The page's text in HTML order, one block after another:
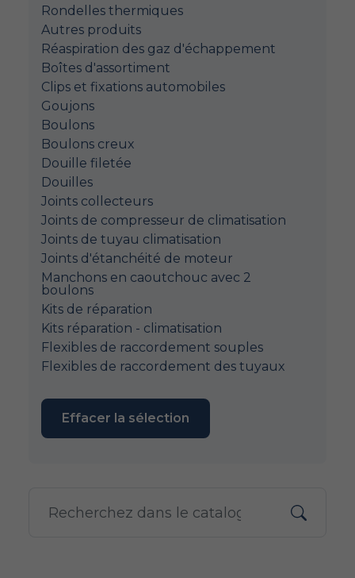
Rondelles thermiques
Autres produits
Réaspiration des gaz d'échappement
Boîtes d'assortiment
Clips et fixations automobiles
Goujons
Boulons
Boulons creux
Douille filetée
Douilles
Joints collecteurs
Joints de compresseur de climatisation
Joints de tuyau climatisation
Joints d'étanchéité de moteur
Manchons en caoutchouc avec 2
boulons
Kits de réparation
Kits réparation - climatisation
Flexibles de raccordement souples
Flexibles de raccordement des tuyaux
Effacer la sélection